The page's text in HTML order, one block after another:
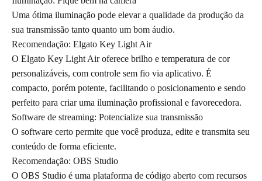
Uma ótima iluminação pode elevar a qualidade da produção da
sua transmissão tanto quanto um bom áudio.
Recomendação: Elgato Key Light Air
O Elgato Key Light Air oferece brilho e temperatura de cor
personalizáveis, com controle sem fio via aplicativo. É
compacto, porém potente, facilitando o posicionamento e sendo
perfeito para criar uma iluminação profissional e favorecedora.
Software de streaming: Potencialize sua transmissão
O software certo permite que você produza, edite e transmita seu
conteúdo de forma eficiente.
Recomendação: OBS Studio
O OBS Studio é uma plataforma de código aberto com recursos